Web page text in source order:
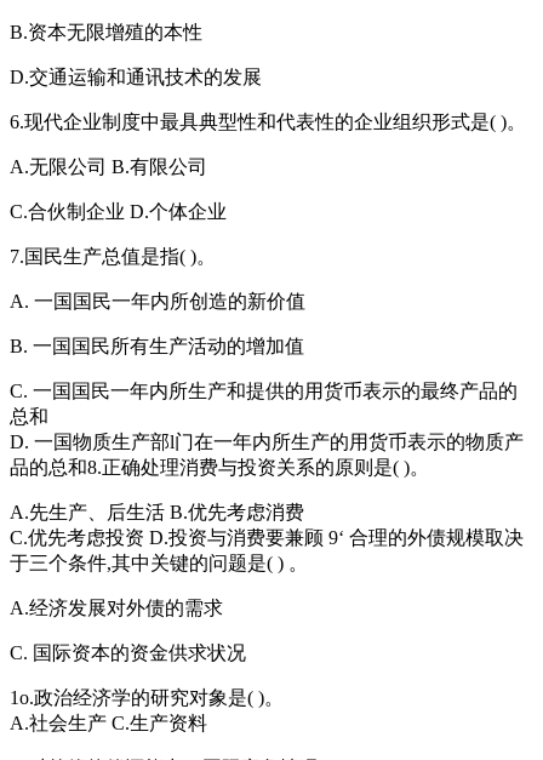
B.资本无限增殖的本性
D.交通运输和通讯技术的发展
6.现代企业制度中最具典型性和代表性的企业组织形式是( )。
A.无限公司 B.有限公司
C.合伙制企业 D.个体企业
7.国民生产总值是指( )。
A. 一国国民一年内所创造的新价值
B. 一国国民所有生产活动的增加值
C. 一国国民一年内所生产和提供的用货币表示的最终产品的
总和
D. 一国物质生产部l门在一年内所生产的用货币表示的物质产
品的总和8.正确处理消费与投资关系的原则是( )。
A.先生产、后生活 B.优先考虑消费
C.优先考虑投资 D.投资与消费要兼顾 9‘ 合理的外债规模取决
于三个条件,其中关键的问题是( ) 。
A.经济发展对外债的需求
C. 国际资本的资金供求状况
1o.政治经济学的研究对象是( )。
A.社会生产 C.生产资料